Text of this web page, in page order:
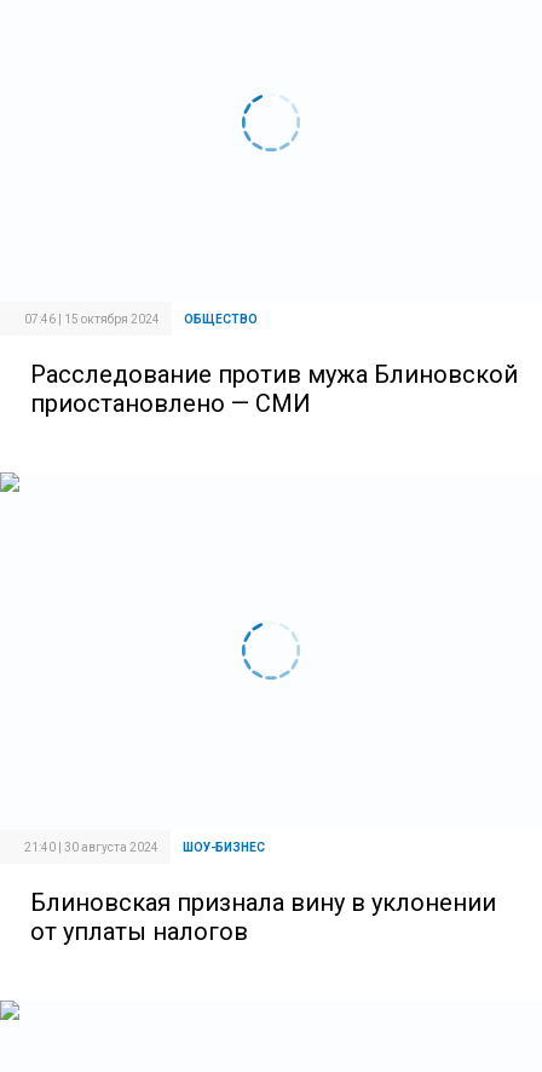
07:46 | 15 октября 2024 ОБЩЕСТВО
Расследование против мужа Блиновской
приостановлено — СМИ
21:40 | 30 августа 2024 ШОУ-БИЗНЕС
Блиновская признала вину в уклонении
от уплаты налогов